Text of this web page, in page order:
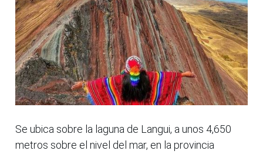
Se ubica sobre la laguna de Langui, a unos 4,650
metros sobre el nivel del mar, en la provincia